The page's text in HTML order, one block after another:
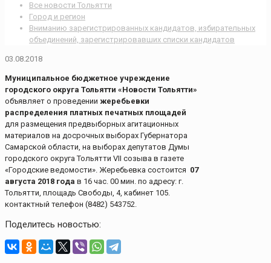
Все новости Тольятти
Город и регион
Вниманию зарегистрированных кандидатов, избирательных
объединений, зарегистрировавших списки кандидатов
03.08.2018
Муниципальное бюджетное учреждение
городского округа Тольятти «Новости Тольятти»
объявляет о проведении жеребьевки
распределения платных печатных площадей
для размещения предвыборных агитационных
материалов на досрочных выборах Губернатора
Самарской области, на выборах депутатов Думы
городского округа Тольятти VII созыва в газете
«Городские ведомости». Жеребьевка состоится 07
августа 2018 года в 16 час. 00 мин. по адресу: г.
Тольятти, площадь Свободы, 4, кабинет 105.
контактный телефон (8482) 543752.
Поделитесь новостью: